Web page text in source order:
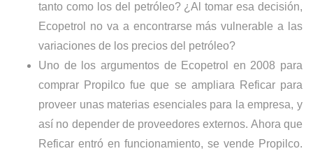
tanto como los del petróleo? ¿Al tomar esa decisión,
Ecopetrol no va a encontrarse más vulnerable a las
variaciones de los precios del petróleo?
Uno de los argumentos de Ecopetrol en 2008 para
comprar Propilco fue que se ampliara Reficar para
proveer unas materias esenciales para la empresa, y
así no depender de proveedores externos. Ahora que
Reficar entró en funcionamiento, se vende Propilco.